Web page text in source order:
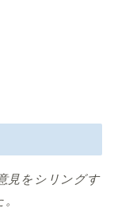
見をシリングす